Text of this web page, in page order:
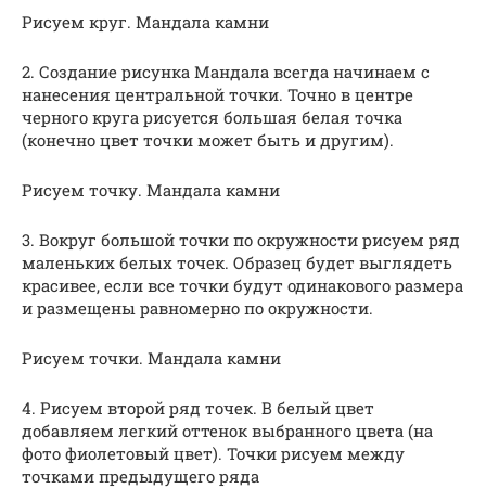
Рисуем круг. Мандала камни
2. Создание рисунка Мандала всегда начинаем с
нанесения центральной точки. Точно в центре
черного круга рисуется большая белая точка
(конечно цвет точки может быть и другим).
Рисуем точку. Мандала камни
3. Вокруг большой точки по окружности рисуем ряд
маленьких белых точек. Образец будет выглядеть
красивее, если все точки будут одинакового размера
и размещены равномерно по окружности.
Рисуем точки. Мандала камни
4. Рисуем второй ряд точек. В белый цвет
добавляем легкий оттенок выбранного цвета (на
фото фиолетовый цвет). Точки рисуем между
точками предыдущего ряда